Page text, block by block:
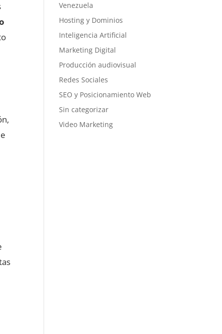
Venezuela
Hosting y Dominios
Inteligencia Artificial
Marketing Digital
Producción audiovisual
Redes Sociales
SEO y Posicionamiento Web
Sin categorizar
Video Marketing